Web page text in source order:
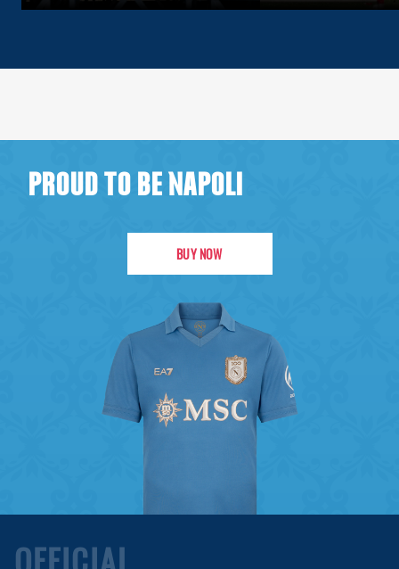
PROUD TO BE NAPOLI
BUY NOW